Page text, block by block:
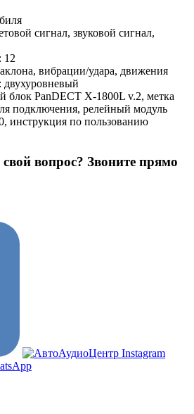
сигнал, звуковой сигнал,
12
вибрации/удара, движения
двухуровневый
блок PanDECT X-1800L v.2, метка
подключения, релейный модуль
инструкция по пользованию
вопрос? Звоните прямо